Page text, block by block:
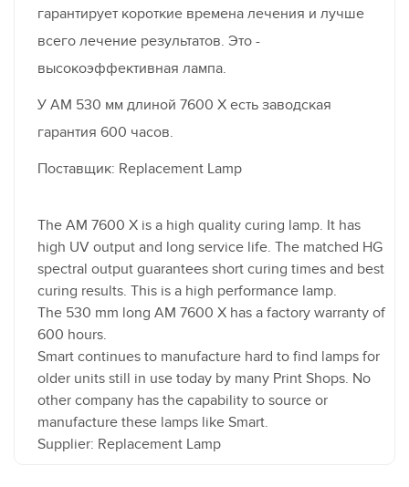
гарантирует короткие времена лечения и лучше
всего лечение результатов. Это -
высокоэффективная лампа.
У AM 530 мм длиной 7600 X есть заводская
гарантия 600 часов.
Поставщик: Replacement Lamp
The AM 7600 X is a high quality curing lamp. It has
high UV output and long service life. The matched HG
spectral output guarantees short curing times and best
curing results. This is a high performance lamp.
The 530 mm long AM 7600 X has a factory warranty of
600 hours.
Smart continues to manufacture hard to find lamps for
older units still in use today by many Print Shops. No
other company has the capability to source or
manufacture these lamps like Smart.
Supplier: Replacement Lamp